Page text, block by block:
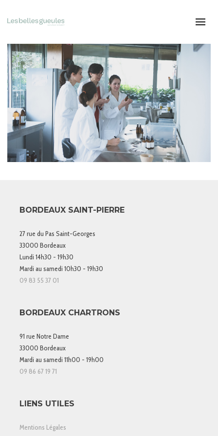
BORDEAUX SAINT-PIERRE
27 rue du Pas Saint-Georges
33000 Bordeaux
Lundi 14h30 - 19h30
Mardi au samedi 10h30 - 19h30
09 83 55 37 01
BORDEAUX CHARTRONS
91 rue Notre Dame
33000 Bordeaux
Mardi au samedi 11h00 - 19h00
09 86 67 19 71
LIENS UTILES
Mentions Légales